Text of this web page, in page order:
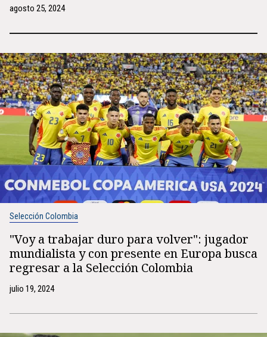
agosto 25, 2024
Selección Colombia
"Voy a trabajar duro para volver": jugador
mundialista y con presente en Europa busca
regresar a la Selección Colombia
julio 19, 2024